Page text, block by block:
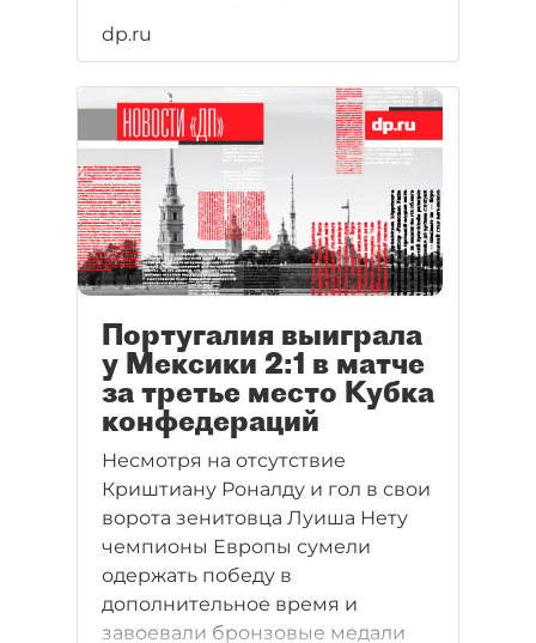
действительно хорошие деньги.
"ДП" собрал десятку
покинувших наш чемпионат в
это трансферное окно
зарубежных футболистов, по
которым мы будем скучать.
dp.ru
Португалия выиграла
у Мексики 2:1 в матче
за третье место Кубка
конфедераций
Несмотря на отсутствие
Криштиану Роналду и гол в свои
ворота зенитовца Луиша Нету
чемпионы Европы сумели
одержать победу в
дополнительное время и
завоевали бронзовые медали